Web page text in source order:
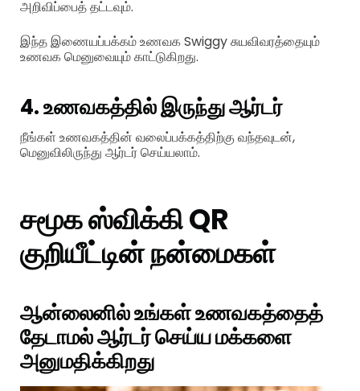
அறிவிப்பைத் தட்டவும்.
இந்த இணையப்பக்கம் உணவக Swiggy சுயவிவரத்தையும்
உணவக மெனுவையும் காட்டுகிறது.
4. உணவகத்தில் இருந்து ஆர்டர்
நீங்கள் உணவகத்தின் வலைப்பக்கத்திற்கு வந்தவுடன்,
மெனுவிலிருந்து ஆர்டர் செய்யலாம்.
சமூக ஸ்விக்கி QR
குறியீட்டின் நன்மைகள்
ஆன்லைனில் உங்கள் உணவகத்தைத்
தேடாமல் ஆர்டர் செய்ய மக்களை
அனுமதிக்கிறது